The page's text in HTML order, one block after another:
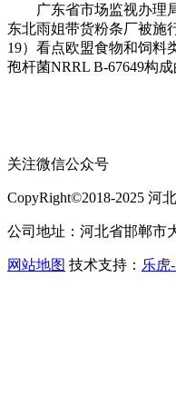
广东省市场监视办理局
东北雨姐带货粉条厂被施
19）看点欧盟食物和饲料
孢杆菌NRRL B-67649构
关注微信公众号
CopyRight©2018-2025 河
公司地址：河北省邯郸市
网站地图 技术支持： 乐虎